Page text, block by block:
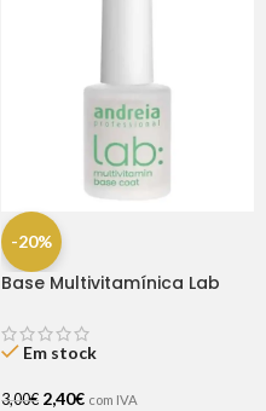
-20%
Base Multivitamínica Lab
Em stock
3,00€ 2,40€ com IVA